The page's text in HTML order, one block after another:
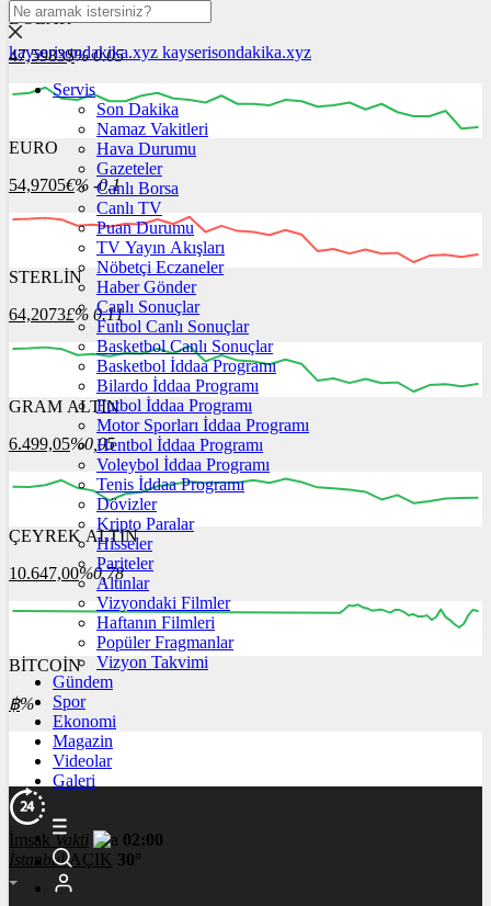
DOLAR
47,5983$% 0.05
12:00 13:00 14:00
EURO
54,9705€% -0.1
12:00 13:00 14:00
STERLİN
64,2073£% 0.11
12:00 13:00 14:00
GRAM ALTIN
6.499,05%0,05
12:00 13:00
ÇEYREK ALTIN
10.647,00%0,78
00:00 04:00
BİTCOİN
฿%
kayserisondakika.xyz kayserisondakika.xyz
Servis
Son Dakika
Namaz Vakitleri
Hava Durumu
Gazeteler
Canlı Borsa
Canlı TV
Puan Durumu
TV Yayın Akışları
Nöbetçi Eczaneler
Haber Gönder
Canlı Sonuçlar
Futbol Canlı Sonuçlar
Basketbol Canlı Sonuçlar
Basketbol İddaa Programı
Bilardo İddaa Programı
Futbol İddaa Programı
Motor Sporları İddaa Programı
Hentbol İddaa Programı
Voleybol İddaa Programı
Tenis İddaa Programı
Dövizler
Kripto Paralar
Hisseler
Pariteler
Altınlar
Vizyondaki Filmler
Haftanın Filmleri
Popüler Fragmanlar
Vizyon Takvimi
Gündem
Spor
Ekonomi
Magazin
Videolar
Galeri
İmsakVakti
02:00
İstanbul AÇIK 30°